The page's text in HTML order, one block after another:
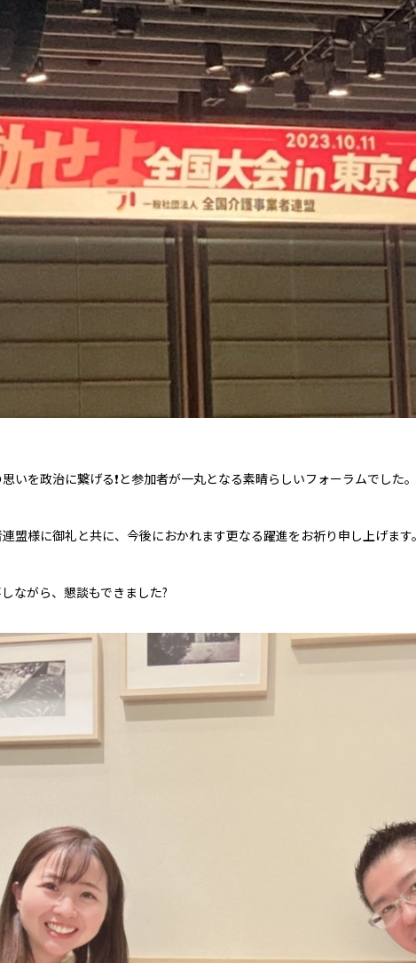
いを政治に繋げる❗️と参加者が一丸となる素晴らしいフォーラムでした。
盟様に御礼と共に、今後におかれます更なる躍進をお祈り申し上げます
ながら、懇談もできました?